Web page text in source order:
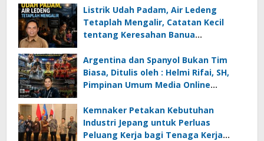
Listrik Udah Padam, Air Ledeng
Tetaplah Mengalir, Catatan Kecil
tentang Keresahan Banua
Ancaman Lingkungan, Oleh : Helmi
Rifai, SH
Argentina dan Spanyol Bukan Tim
Biasa, Ditulis oleh : Helmi Rifai, SH,
Pimpinan Umum Media Online
Kemnaker Petakan Kebutuhan
Industri Jepang untuk Perluas
Peluang Kerja bagi Tenaga Kerja